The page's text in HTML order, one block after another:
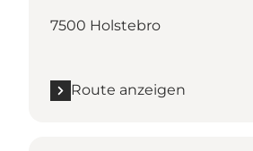
7500 Holstebro
Route anzeigen